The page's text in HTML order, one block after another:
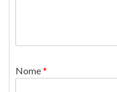
Nome*